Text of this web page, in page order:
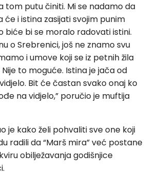
tom putu činiti. Mi se nadamo da
i istina zasijati svojim punim
biće bi se moralo radovati istini.
o Srebrenici, još ne znamo svu
i umove koji se iz petnih žila
to moguće. Istina je jača od
Bit će častan svako onaj ko
na vidjelo,” poručio je muftija
je kako želi pohvaliti sve one koji
radili da “Marš mira” već postane
obilježavanja godišnjice